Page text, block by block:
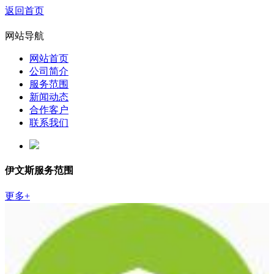
返回首页
网站导航
网站首页
公司简介
服务范围
新闻动态
合作客户
联系我们
伊文斯服务范围
更多+